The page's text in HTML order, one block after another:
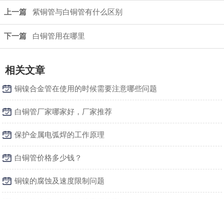
上一篇 紫铜管与白铜管有什么区别
下一篇 白铜管用在哪里
相关文章
铜镍合金管在使用的时候需要注意哪些问题
白铜管厂家哪家好，厂家推荐
保护金属电弧焊的工作原理
白铜管价格多少钱？
铜镍的腐蚀及速度限制问题